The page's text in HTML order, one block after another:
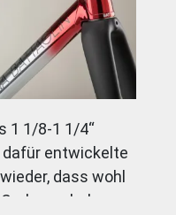
1 1/8-1 1/4“
entwickelte
dass wohl
zum